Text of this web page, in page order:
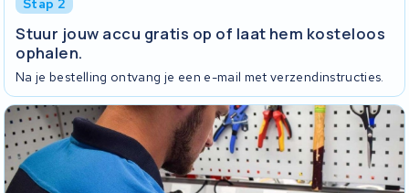
Stap 2
Stuur jouw accu gratis op of laat hem kosteloos
ophalen.
Na je bestelling ontvang je een e-mail met verzendinstructies.